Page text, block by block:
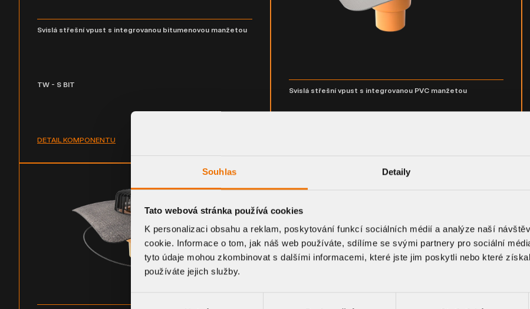
Souhlas Detaily
Tato webová stránka používá cookies
K personalizaci obsahu a reklam, poskytování funkcí sociálních médií a analýze naší
cookie. Informace o tom, jak náš web používáte, sdílíme se svými partnery pro sociální
tyto údaje mohou zkombinovat s dalšími informacemi, které jste jim poskytli nebo které
používáte jejich služby.
Svislá střešní vpust s integrovanou bitumenovou manžetou
TW - S BIT
DETAIL KOMPONENTU
Svislá střešní vpust s integrovanou PVC manžetou